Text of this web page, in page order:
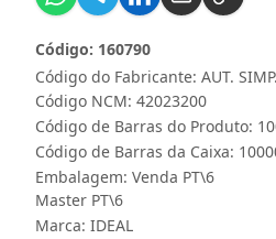
Código do Fabricante: AUT. SIMP.
Código: 160790
Código NCM: 42023200
Código de Barras do Produto:
Código de Barras da Caixa:
Embalagem: Venda PT\6
Master PT\6
Marca: IDEAL